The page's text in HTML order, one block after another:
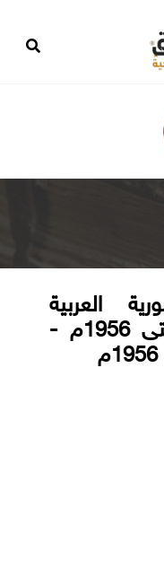
العربية
الأجنبية من عام 1951حتى 1956م -